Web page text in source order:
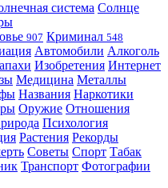
система Солнце
907 Криминал 548
Автомобили Алкоголь
Изобретения Интернет
Медицина Металлы
Названия Наркотики
Оружие Отношения
Психология
Растения Рекорды
Советы Спорт Табак
Транспорт Фотографии